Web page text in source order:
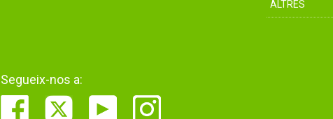
ALTRES
Segueix-nos a: